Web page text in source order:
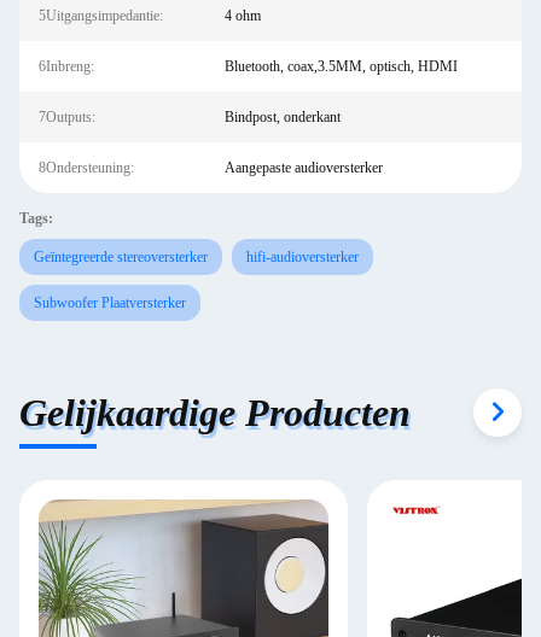
5Uitgangsimpedantie: 4 ohm
6Inbreng: Bluetooth, coax,3.5MM, optisch, HDMI
7Outputs: Bindpost, onderkant
8Ondersteuning: Aangepaste audioversterker
Tags:
Geïntegreerde stereoversterker hifi-audioversterker
Subwoofer Plaatversterker
Gelijkaardige Producten